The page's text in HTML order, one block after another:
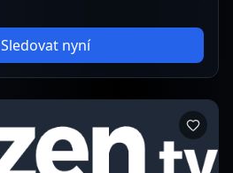
Sledovat nyní